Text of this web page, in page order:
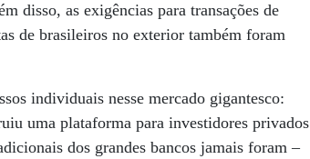
disso, as exigências para transações de
de brasileiros no exterior também foram
individuais nesse mercado gigantesco:
uma plataforma para investidores privados
dos grandes bancos jamais foram –